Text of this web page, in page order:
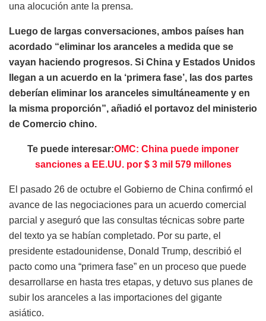
una alocución ante la prensa.
Luego de largas conversaciones, ambos países han
acordado “eliminar los aranceles a medida que se
vayan haciendo progresos. Si China y Estados Unidos
llegan a un acuerdo en la ‘primera fase’, las dos partes
deberían eliminar los aranceles simultáneamente y en
la misma proporción”, añadió el portavoz del ministerio
de Comercio chino.
Te puede interesar:OMC: China puede imponer
sanciones a EE.UU. por $ 3 mil 579 millones
El pasado 26 de octubre el Gobierno de China confirmó el
avance de las negociaciones para un acuerdo comercial
parcial y aseguró que las consultas técnicas sobre parte
del texto ya se habían completado. Por su parte, el
presidente estadounidense, Donald Trump, describió el
pacto como una “primera fase” en un proceso que puede
desarrollarse en hasta tres etapas, y detuvo sus planes de
subir los aranceles a las importaciones del gigante
asiático.